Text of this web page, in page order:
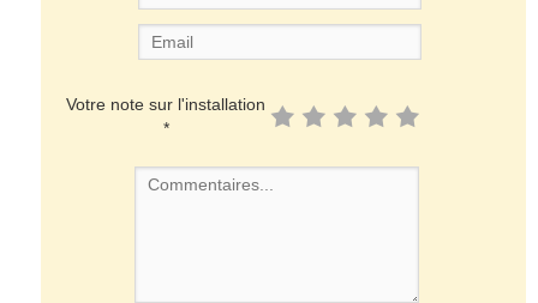
Votre note sur l'installation
*